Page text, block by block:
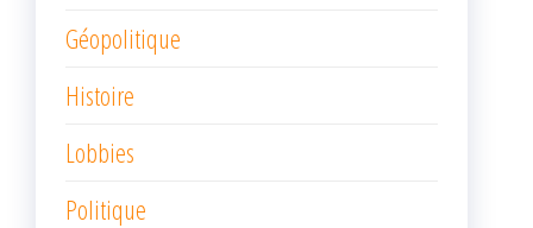
Géopolitique
Histoire
Lobbies
Politique